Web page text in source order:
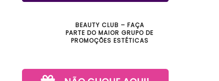
BEAUTY CLUB – FAÇA
PARTE DO MAIOR GRUPO DE
PROMOÇÕES ESTÉTICAS